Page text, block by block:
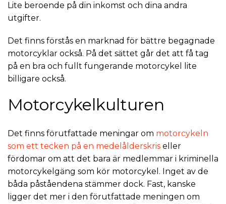
Lite beroende på din inkomst och dina andra
utgifter.
Det finns förstås en marknad för bättre begagnade
motorcyklar också. På det sättet går det att få tag
på en bra och fullt fungerande motorcykel lite
billigare också.
Motorcykelkulturen
Det finns förutfattade meningar om motorcykeln
som ett tecken på en medelålderskris eller
fördomar om att det bara är medlemmar i kriminella
motorcykelgäng som kör motorcykel. Inget av de
båda påståendena stämmer dock. Fast, kanske
ligger det mer i den förutfattade meningen om